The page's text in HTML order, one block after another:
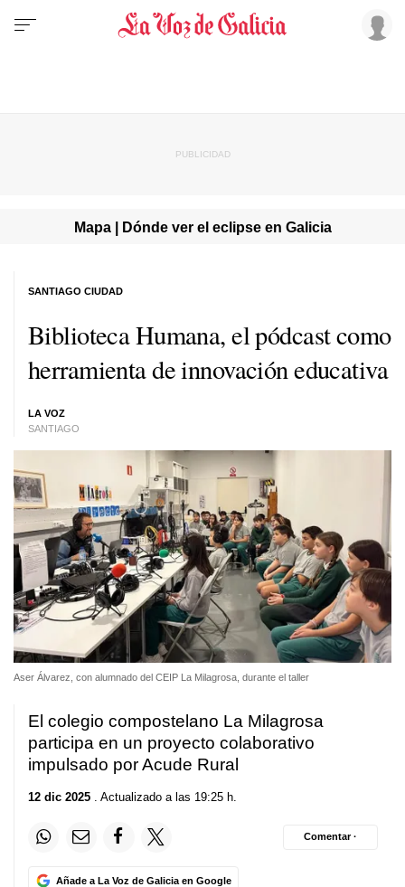
Mapa | Dónde ver el eclipse en Galicia
Biblioteca Humana, el pódcast como
herramienta de innovación educativa
LA VOZ
SANTIAGO
SANTIAGO CIUDAD
Aser Álvarez, con alumnado del CEIP La Milagrosa, durante el taller
El colegio compostelano La Milagrosa
participa en un proyecto colaborativo
impulsado por Acude Rural
12 dic 2025 . Actualizado a las 19:25 h.
Añade a La Voz de Galicia en Google
Comentar ·